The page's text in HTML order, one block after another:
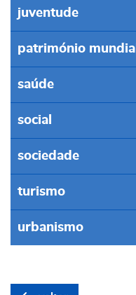
juventude
património mundial
saúde
social
sociedade
turismo
urbanismo